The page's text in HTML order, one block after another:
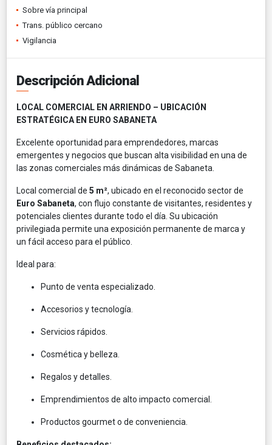
Sobre vía principal
Trans. público cercano
Vigilancia
Descripción Adicional
LOCAL COMERCIAL EN ARRIENDO – UBICACIÓN
ESTRATÉGICA EN EURO SABANETA
Excelente oportunidad para emprendedores, marcas
emergentes y negocios que buscan alta visibilidad en una de
las zonas comerciales más dinámicas de Sabaneta.
Local comercial de 5 m², ubicado en el reconocido sector de
Euro Sabaneta, con flujo constante de visitantes, residentes y
potenciales clientes durante todo el día. Su ubicación
privilegiada permite una exposición permanente de marca y
un fácil acceso para el público.
Ideal para:
Punto de venta especializado.
Accesorios y tecnología.
Servicios rápidos.
Cosmética y belleza.
Regalos y detalles.
Emprendimientos de alto impacto comercial.
Productos gourmet o de conveniencia.